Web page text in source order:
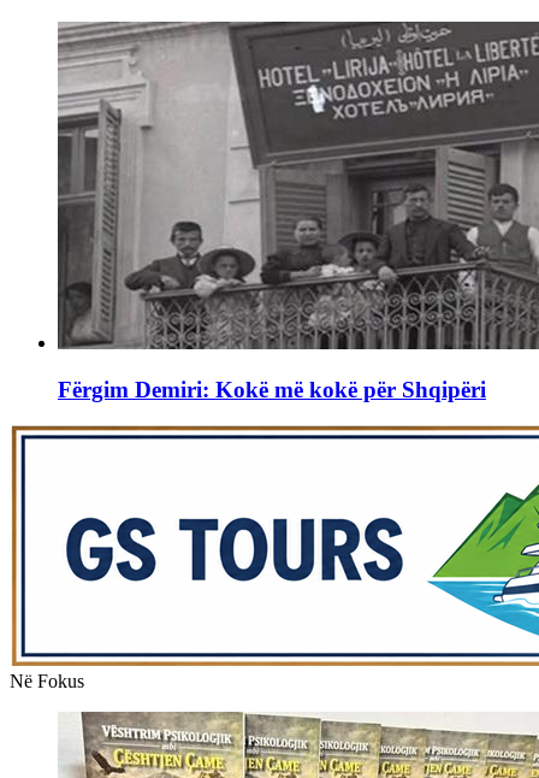
Fërgim Demiri: Kokë më kokë për Shqipëri
Në Fokus